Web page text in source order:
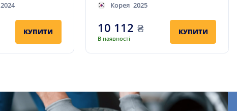
2024
КУПИТИ
Корея 2025
10 112 ₴
В наявності
КУПИТИ